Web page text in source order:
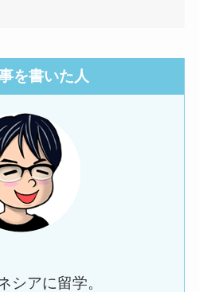
を書いた人
シアに留学。